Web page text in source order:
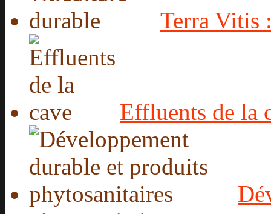
Terra Vitis
Effluents de la